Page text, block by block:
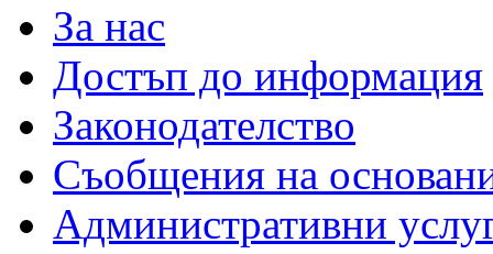
За нас
Достъп до информация
Законодателство
Съобщения на
Административни